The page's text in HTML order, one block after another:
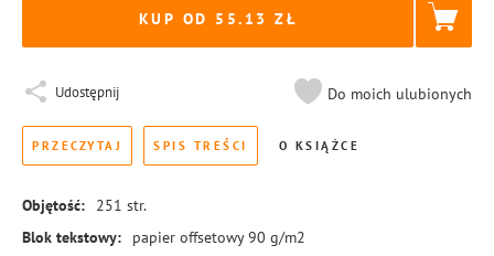
KUP OD 55.13
Udostępnij Do moich ulubionych
PRZECZYTAJ SPIS TREŚCI O KSIĄŻCE
Objętość: 251 str.
Blok tekstowy:
papier offsetowy 90 g/m2